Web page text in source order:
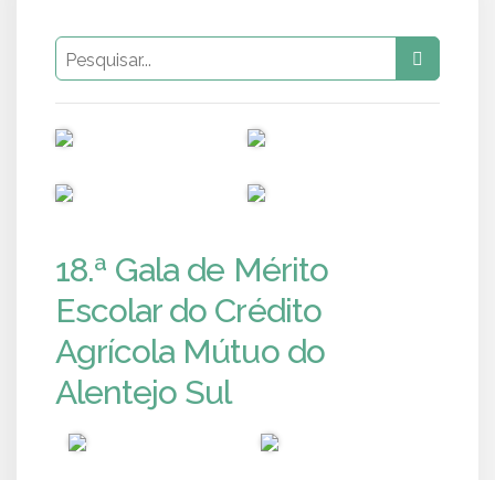
18.ª Gala de Mérito
Escolar do Crédito
Agrícola Mútuo do
Alentejo Sul